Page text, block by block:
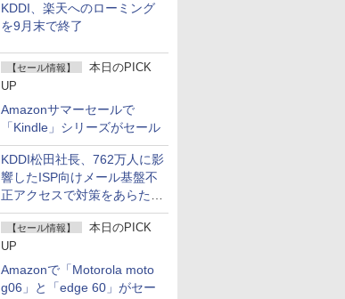
KDDI、楽天へのローミング
を9月末で終了
【セール情報】
本日のPICK
UP
Amazonサマーセールで
「Kindle」シリーズがセール
KDDI松田社長、762万人に影
響したISP向けメール基盤不
正アクセスで対策をあらため
て説明
【セール情報】
本日のPICK
UP
Amazonで「Motorola moto
g06」と「edge 60」がセー